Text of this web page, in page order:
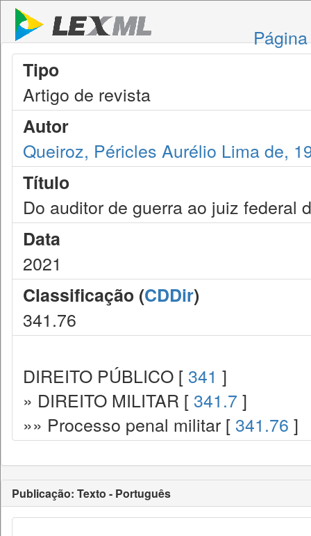
Tipo
Artigo de revista
Autor
Queiroz, Péricles Aurélio Lima de,
Título
Do auditor de guerra ao juiz federal
Data
2021
Classificação (CDDir)
341.76
DIREITO PÚBLICO [ 341 ]
» DIREITO MILITAR [ 341.7 ]
»» Processo penal militar [ 341.76 ]
Publicação: Texto - Português